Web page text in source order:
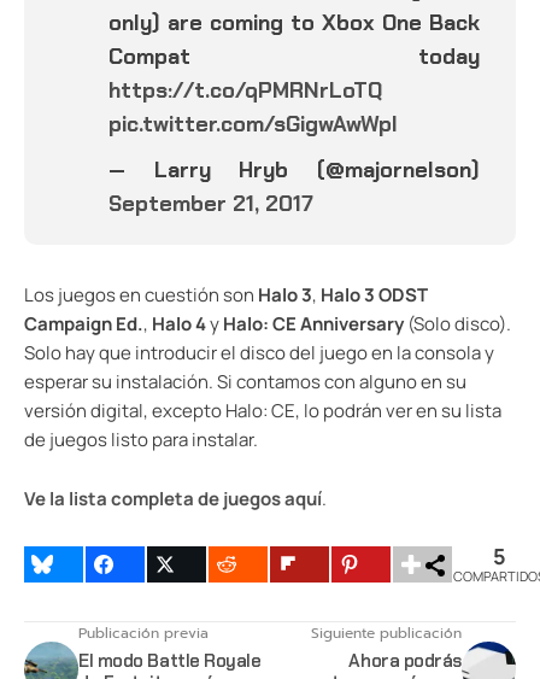
only) are coming to Xbox One Back
Compat today
https://t.co/qPMRNrLoTQ
pic.twitter.com/sGigwAwWpI
— Larry Hryb (@majornelson)
September 21, 2017
Los juegos en cuestión son Halo 3, Halo 3 ODST
Campaign Ed., Halo 4yHalo: CE Anniversary (Solo disco).
Solo hay que introducir el disco del juego en la consola y
esperar su instalación. Si contamos con alguno en su
versión digital, excepto Halo: CE, lo podrán ver en su lista
de juegos listo para instalar.
Ve la lista completa de juegos aquí.
5
Publicación previa
El modo Battle Royale
Siguiente publicación
Ahora podrás